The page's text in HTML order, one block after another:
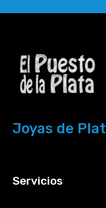
Joyas de
Servicios